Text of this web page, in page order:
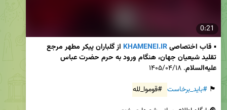
0:21
▪️ قاب اختصاصی KHAMENEI.IR
علیه‌السلام
🏴 #باید_برخاست #قوموا_لله